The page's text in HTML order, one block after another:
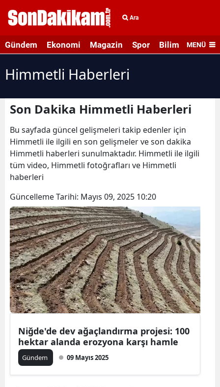
Ara
Gündem Ekonomi Magazin Spor Bilim veMENÜ
Himmetli Haberleri
Son Dakika Himmetli Haberleri
Bu sayfada güncel gelişmeleri takip edenler için
Himmetli ile ilgili en son gelişmeler ve son dakika
Himmetli haberleri sunulmaktadır. Himmetli ile ilgili
tüm video, Himmetli fotoğrafları ve Himmetli
haberleri
Güncelleme Tarihi: Mayıs 09, 2025 10:20
Niğde'de dev ağaçlandırma projesi: 100
hektar alanda erozyona karşı hamle
Gündem 09 Mayıs 2025